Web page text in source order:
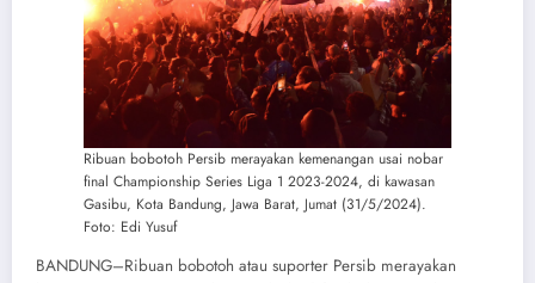
Ribuan bobotoh Persib merayakan kemenangan usai nobar
final Championship Series Liga 1 2023-2024, di kawasan
Gasibu, Kota Bandung, Jawa Barat, Jumat (31/5/2024).
Foto: Edi Yusuf
BANDUNG–Ribuan bobotoh atau suporter Persib merayakan